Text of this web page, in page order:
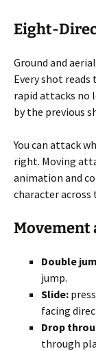
Eight-
Ground and
Every shot
rapid attacks no
by the previous
You can attack
right. Moving
animation and
character across
Movement
Double
jump.
Slide: press
facing
Drop
through